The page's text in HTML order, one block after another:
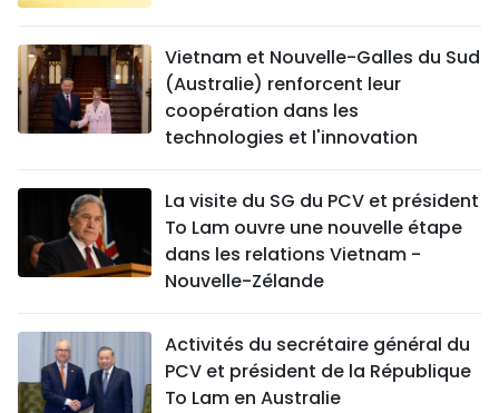
Vietnam et Nouvelle-Galles du Sud
(Australie) renforcent leur
coopération dans les
technologies et l'innovation
La visite du SG du PCV et président
To Lam ouvre une nouvelle étape
dans les relations Vietnam -
Nouvelle-Zélande
Activités du secrétaire général du
PCV et président de la République
To Lam en Australie